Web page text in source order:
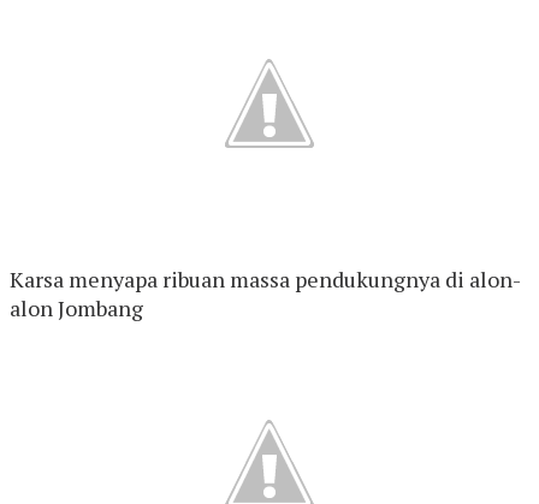
Karsa menyapa ribuan massa pendukungnya di alon-
alon Jombang